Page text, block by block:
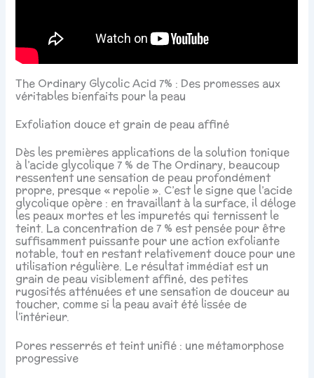
The Ordinary Glycolic Acid 7% : Des promesses aux
véritables bienfaits pour la peau
Exfoliation douce et grain de peau affiné
Dès les premières applications de la solution tonique
à l’acide glycolique 7 % de The Ordinary, beaucoup
ressentent une sensation de peau profondément
propre, presque « repolie ». C’est le signe que l’acide
glycolique opère : en travaillant à la surface, il déloge
les peaux mortes et les impuretés qui ternissent le
teint. La concentration de 7 % est pensée pour être
suffisamment puissante pour une action exfoliante
notable, tout en restant relativement douce pour une
utilisation régulière. Le résultat immédiat est un
grain de peau visiblement affiné, des petites
rugosités atténuées et une sensation de douceur au
toucher, comme si la peau avait été lissée de
l’intérieur.
Pores resserrés et teint unifié : une métamorphose
progressive